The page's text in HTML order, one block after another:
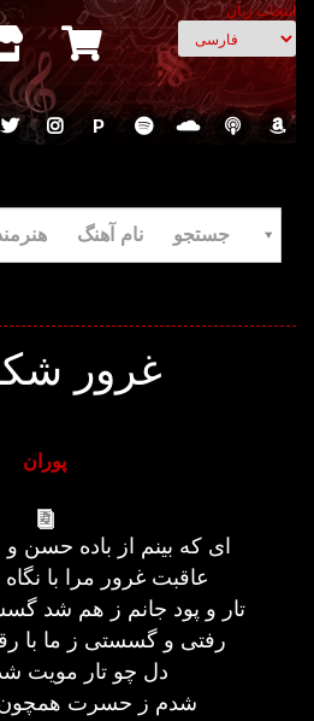
انتخاب زبان
P
جستجو نام آهنگ
غرور
پوران
ای که بینم از باده حسن
عاقبت غرور مرا با
تار و پود جانم ز هم شد
رفتی و گسستی ز ما با
دل چو تار مویت
شدم ز حسرت همچون